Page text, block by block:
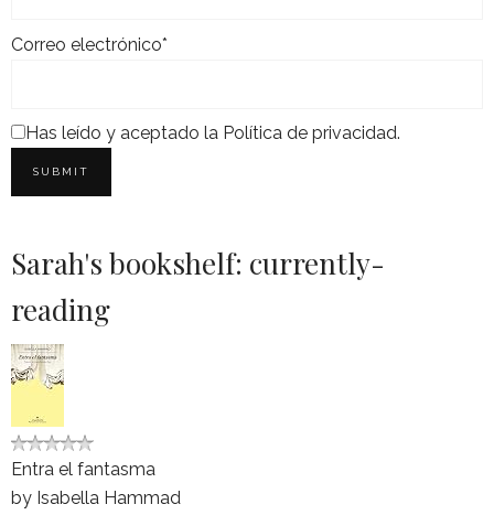
Correo electrónico*
Has leído y aceptado la Política de privacidad.
Sarah's bookshelf: currently-
reading
Entra el fantasma
by Isabella Hammad